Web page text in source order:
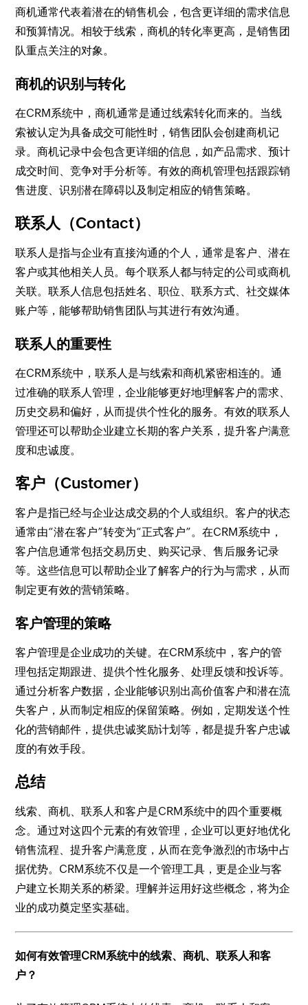
商机通常代表着潜在的销售机会，包含更详细的需求信息
和预算情况。相较于线索，商机的转化率更高，是销售团
队重点关注的对象。
商机的识别与转化
在CRM系统中，商机通常是通过线索转化而来的。当线
索被认定为具备成交可能性时，销售团队会创建商机记
录。商机记录中会包含更详细的信息，如产品需求、预计
成交时间、竞争对手分析等。有效的商机管理包括跟踪销
售进度、识别潜在障碍以及制定相应的销售策略。
联系人（Contact）
联系人是指与企业有直接沟通的个人，通常是客户、潜在
客户或其他相关人员。每个联系人都与特定的公司或商机
关联。联系人信息包括姓名、职位、联系方式、社交媒体
账户等，能够帮助销售团队与其进行有效沟通。
联系人的重要性
在CRM系统中，联系人是与线索和商机紧密相连的。通
过准确的联系人管理，企业能够更好地理解客户的需求、
历史交易和偏好，从而提供个性化的服务。有效的联系人
管理还可以帮助企业建立长期的客户关系，提升客户满意
度和忠诚度。
客户（Customer）
客户是指已经与企业达成交易的个人或组织。客户的状态
通常由“潜在客户”转变为“正式客户”。在CRM系统中，
客户信息通常包括交易历史、购买记录、售后服务记录
等。这些信息可以帮助企业了解客户的行为与需求，从而
制定更有效的营销策略。
客户管理的策略
客户管理是企业成功的关键。在CRM系统中，客户的管
理包括定期跟进、提供个性化服务、处理反馈和投诉等。
通过分析客户数据，企业能够识别出高价值客户和潜在流
失客户，从而制定相应的保留策略。例如，定期发送个性
化的营销邮件，提供忠诚奖励计划等，都是提升客户忠诚
度的有效手段。
总结
线索、商机、联系人和客户是CRM系统中的四个重要概
念。通过对这四个元素的有效管理，企业可以更好地优化
销售流程、提升客户满意度，从而在竞争激烈的市场中占
据优势。CRM系统不仅是一个管理工具，更是企业与客
户建立长期关系的桥梁。理解并运用好这些概念，将为企
业的成功奠定坚实基础。
如何有效管理CRM系统中的线索、商机、联系人和客
户？